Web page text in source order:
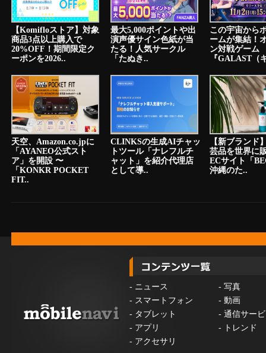
【Komifloストア】対象
商品3点以上購入で
20%OFF！期間限定ク
ーポンを2026..
最大5,000ポイントや出
演声優サイン色紙が当
たる！人気サークル
「たぬき..
この宇宙から
ームが集結！
ン対戦ゲーム
『GALAST（
天空、Amazon.co.jpに
「AYANEO公式スト
ア」を開設 〜
「KONKR POCKET
FIT..
CLINKSの生成AIチャッ
トツール「ナレフルチ
ャット」を紹介代理店
として導..
【新ブランド
芸品を世界に
ECサイト「
沖縄のた..
- ニュース - 写真
- スマートフォン - 動画
- タブレット - 通信サー
- アプリ -
トレンド
- アクセサリ